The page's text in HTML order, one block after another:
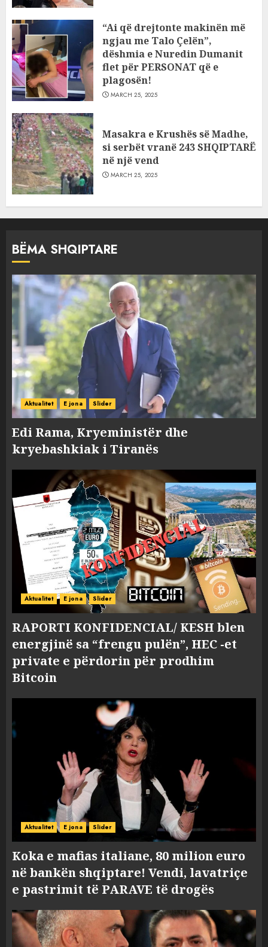
“Ai që drejtonte makinën më
ngjau me Talo Çelën”,
dëshmia e Nuredin Dumanit
flet për PERSONAT që e
plagosën!
MARCH 25, 2025
Masakra e Krushës së Madhe,
si serbët vranë 243 SHQIPTARË
në një vend
MARCH 25, 2025
BËMA SHQIPTARE
Aktualitet E jona Slider
Edi Rama, Kryeministër dhe
kryebashkiak i Tiranës
Aktualitet E jona Slider
RAPORTI KONFIDENCIAL/ KESH blen
energjinë sa “frengu pulën”, HEC -et
private e përdorin për prodhim
Bitcoin
Aktualitet E jona Slider
Koka e mafias italiane, 80 milion euro
në bankën shqiptare! Vendi, lavatriçe
e pastrimit të PARAVE të drogës